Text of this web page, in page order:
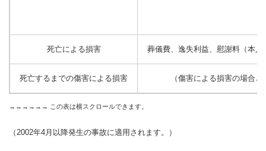
死亡による損害 葬儀費、逸失利益、慰謝料（本人
死亡するまでの傷害による損害 （傷害による損害の場合と
（2002年4月以降発生の事故に適用されます。）